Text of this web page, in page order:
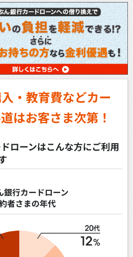
・教育費などカー
はお客さま次第！
ローンはこんな方にご利用
銀行カードローン
者さまの年代